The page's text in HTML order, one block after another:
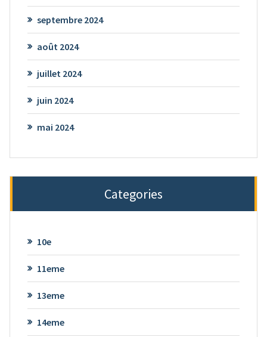
septembre 2024
août 2024
juillet 2024
juin 2024
mai 2024
Categories
10e
11eme
13eme
14eme